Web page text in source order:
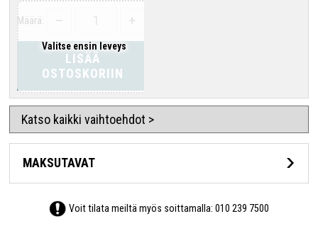
Valitse ensin leveys
Määrä:
LISÄÄ
OSTOSKORIIN
Katso kaikki vaihtoehdot >
MAKSUTAVAT
Voit tilata meiltä myös soittamalla:010 239 7500